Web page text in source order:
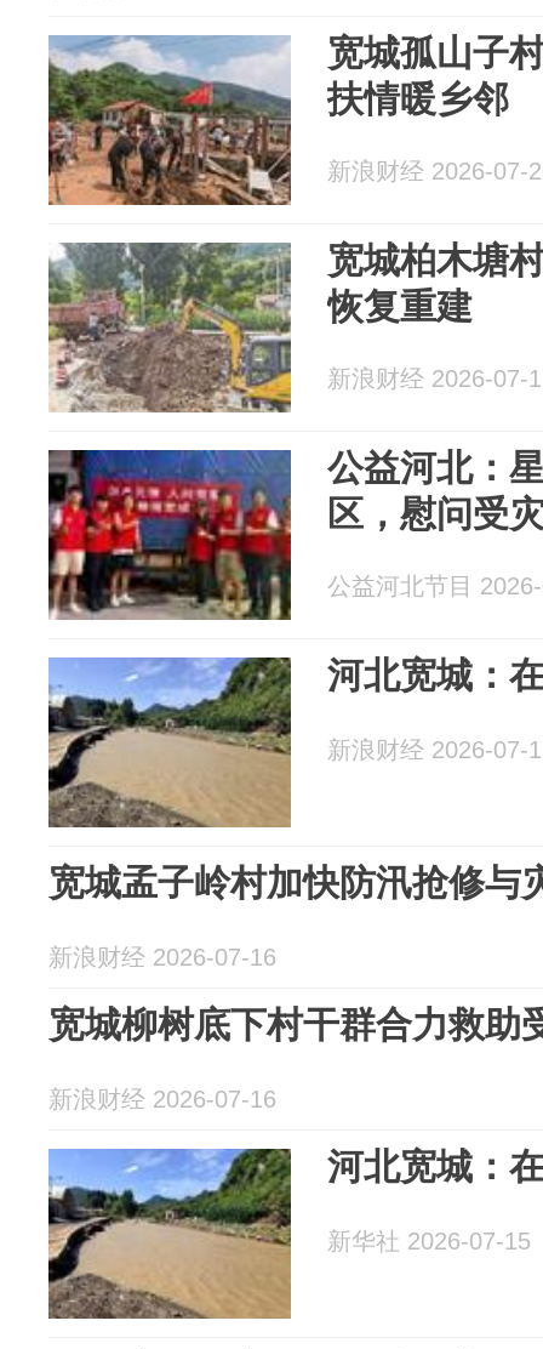
宽城孤山子
扶情暖乡邻
新浪财经 2026-07-
宽城柏木塘
恢复重建
新浪财经 2026-07-
公益河北：
区，慰问受
公益河北节目
河北宽城：
新浪财经 2026-07-
宽城孟子岭村加快防汛抢修与
新浪财经 2026-07-16
宽城柳树底下村干群合力救助
新浪财经 2026-07-16
河北宽城：
新华社 2026-07-15